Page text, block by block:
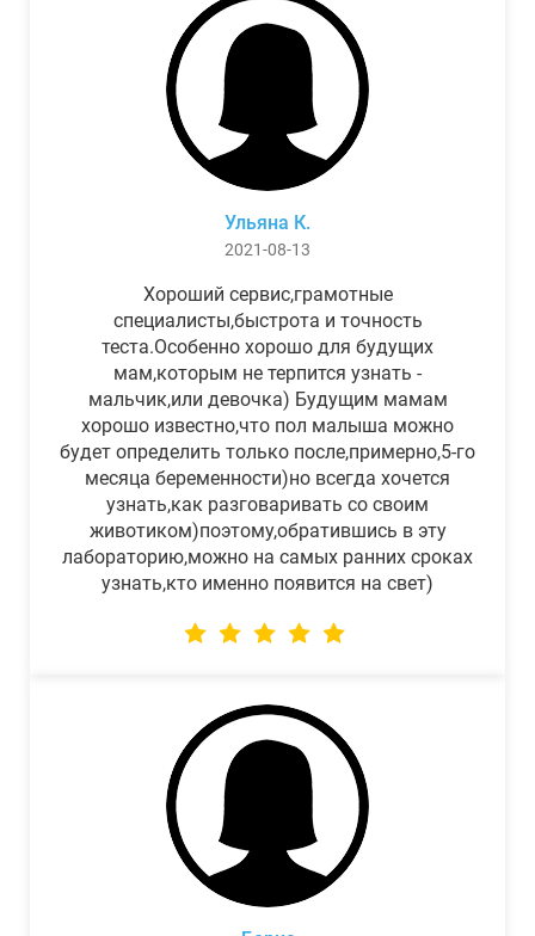
Ульяна К.
2021-08-13
Хороший сервис,грамотные
специалисты,быстрота и точность
теста.Особенно хорошо для будущих
мам,которым не терпится узнать -
мальчик,или девочка) Будущим мамам
хорошо известно,что пол малыша можно
будет определить только после,примерно,5-го
месяца беременности)но всегда хочется
узнать,как разговаривать со своим
животиком)поэтому,обратившись в эту
лабораторию,можно на самых ранних сроках
узнать,кто именно появится на свет)